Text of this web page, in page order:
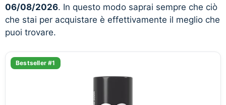
06/08/2026. In questo modo saprai sempre che ciò
che stai per acquistare è effettivamente il meglio che
puoi trovare.
Bestseller #1